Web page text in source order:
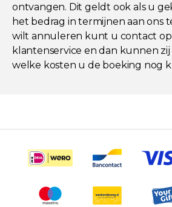
ontvangen. Dit geldt ook als u
het bedrag in termijnen aan ons
wilt annuleren kunt u contact
klantenservice en dan kunnen
welke kosten u de boeking nog